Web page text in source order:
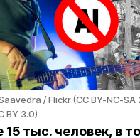
/ Flickr (CC BY-NC-SA
BY 3.0)
15 тыс. человек, в